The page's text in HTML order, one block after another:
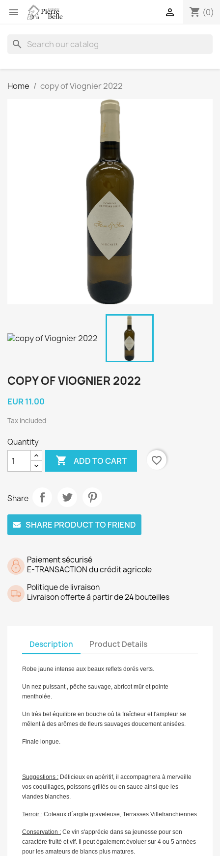
 shopping_cart (0)

search
Home copy of Viognier 2022
COPY OF VIOGNIER 2022
EUR 11.00
Tax included
Quantity
 ADD TO CART favorite_border
Share
SHARE PRODUCT TO FRIEND
Paiement sécurisé
E-TRANSACTION du crédit agricole
Politique de livraison
Livraison offerte à partir de 24 bouteilles
Description Product Details
Robe jaune intense aux beaux reflets dorés verts.
Un nez puissant , pêche sauvage, abricot mûr et pointe
mentholée.
Un très bel équilibre en bouche où la fraîcheur et l'ampleur se
mêlent à des arômes de fleurs sauvages doucement anisées.
Finale longue.
Suggestions : Délicieux en apéritif, il accompagnera à merveille
vos coquillages, poissons grillés ou en sauce ainsi que les
viandes blanches.
Terroir : Coteaux d´argile graveleuse, Terrasses Villefranchiennes
Conservation : Ce vin s'apprécie dans sa jeunesse pour son
caractère fruité et vif. Il peut également évoluer sur 4 ou 5 années
pour les amateurs de blancs plus matures.